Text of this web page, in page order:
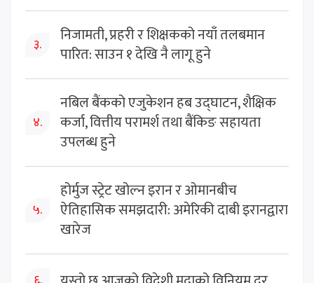
३.
निजामती, प्रहरी र शिक्षकको नयाँ तलबमान
पारित: साउन १ देखि नै लागू हुने
४.
नबिल बैंकको एजुकेशन हब उद्घाटन, शैक्षिक
कर्जा, वित्तीय परामर्श तथा बैंकिङ सहायता
उपलब्ध हुने
५.
होर्मुज स्ट्रेट खोल्न इरान र ओमानबीच
ऐतिहासिक समझदारी: अमेरिकी दाबी इरानद्वारा
खारेज